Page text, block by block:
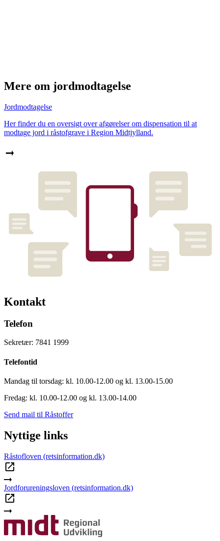
Mere om jordmodtagelse
Jordmodtagelse
Her finder du en oversigt over afgørelser om dispensation til at
modtage jord i råstofgrave i Region Midtjylland.
Kontakt
Telefon
Sekretær: 7841 1999
Telefontid
Mandag til torsdag: kl. 10.00-12.00 og kl. 13.00-15.00
Fredag: kl. 10.00-12.00 og kl. 13.00-14.00
Send mail til Råstoffer
Nyttige links
Råstofloven (retsinformation.dk)
Jordforureningsloven (retsinformation.dk)